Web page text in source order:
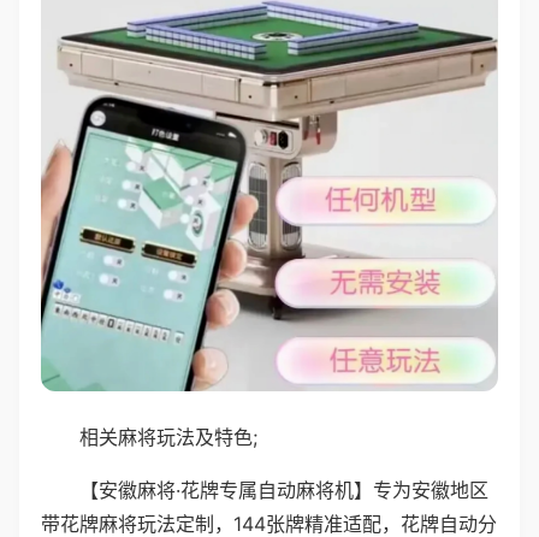
相关麻将玩法及特色;
【安徽麻将·花牌专属自动麻将机】专为安徽地区
带花牌麻将玩法定制，144张牌精准适配，花牌自动分